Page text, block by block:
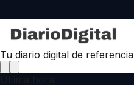
Tu diario digital de referencia